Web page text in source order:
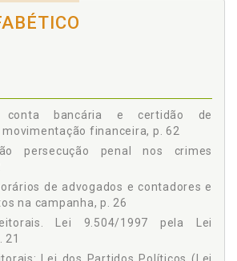
A SUA DESCONSIDERAÇÃO PARA
DE GASTOS, p. 28
ÂMBITO DA CLT DE ATIVIDADES DE
NOS ÓRGÃOS,
DOS PARTIDOS, p. 32
NA DISTRIBUIÇÃO DOS RECURSOS DO
LEI DOS PARTIDOS POLÍTICOS
LEI 13.877/2019, p. 35
DO REGISTRO DOS PARTIDOS
DOS TRÂMITES ACERCA
conta bancária e certidão de
financeira, p. 62
persecução penal nos crimes
de advogados e contadores e
na campanha, p. 26
Lei 9.504/1997 pela Lei
21